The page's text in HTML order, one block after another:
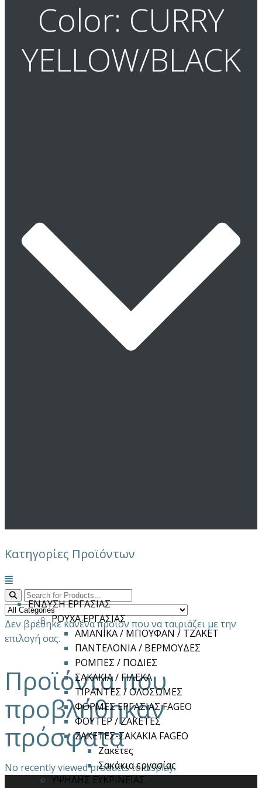
Color: CURRY
YELLOW/BLACK
Κατηγορίες Προϊόντων
Μενού
ΕΝΔΥΣΗ ΕΡΓΑΣΙΑΣ
ΡΟΥΧΑ ΕΡΓΑΣΙΑΣ
ΑΜΑΝΙΚΑ / ΜΠΟΥΦΑΝ / ΤΖΑΚΕΤ
ΠΑΝΤΕΛΟΝΙΑ / ΒΕΡΜΟΥΔΕΣ
ΡΟΜΠΕΣ / ΠΟΔΙΕΣ
ΣΑΚΑΚΙΑ / ΓΙΛΕΚΑ
ΤΙΡΑΝΤΕΣ / ΟΛΟΣΩΜΕΣ
ΦΟΡΜΕΣ ΕΡΓΑΣΙΑΣ FAGEO
ΦΟΥΤΕΡ / ΖΑΚΕΤΕΣ
ΖΑΚΕΤΕΣ-ΣΑΚΑΚΙΑ FAGEO
Ζακέτες
Σακάκια εργασίας
ΥΨΗΛΗΣ ΕΥΚΡΙΝΕΙΑΣ
Δεν βρέθηκε κανένα προϊόν που να ταιριάζει με την
επιλογή σας.
Προϊόντα που
προβλήθηκαν
πρόσφατα
No recently viewed products to display